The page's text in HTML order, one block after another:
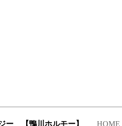
【鴨川ホルモー】 HOME